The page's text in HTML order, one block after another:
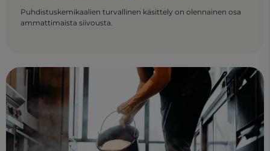
Puhdistuskemikaalien turvallinen käsittely on olennainen osa
ammattimaista siivousta.